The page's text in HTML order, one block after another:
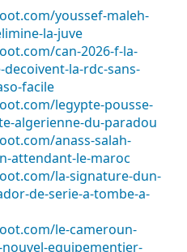
youssef-maleh-
la-juve
can-2026-f-la-
la-rdc-sans-
facile
legypte-pousse-
algerienne-du-paradou
anass-salah-
attendant-le-maroc
la-signature-dun-
de-serie-a-tombe-a-
le-cameroun-
equipementier-